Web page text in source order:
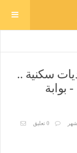
سكنية ..
بوابة
0 تعليق